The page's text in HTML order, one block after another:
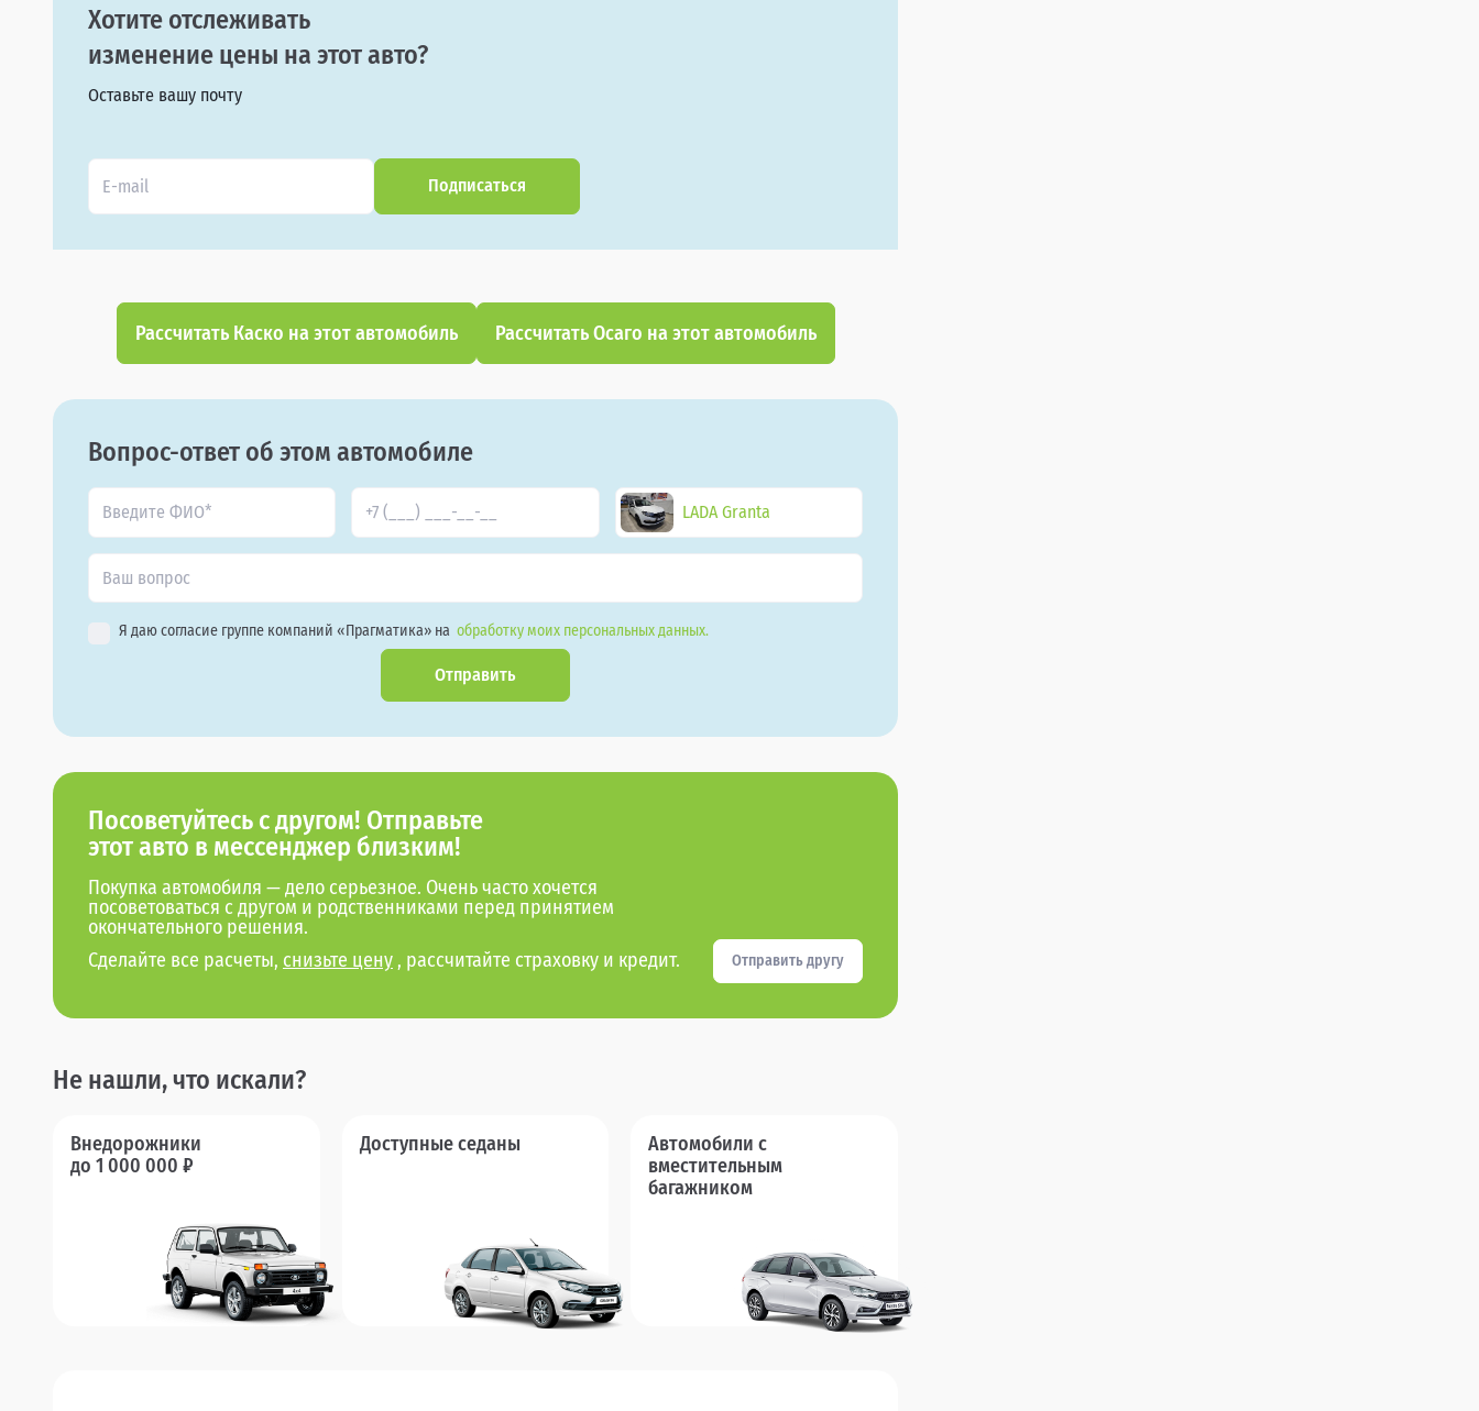
Хотите отслеживать
изменение цены на этот авто?
Оставьте вашу почту
Подписаться
Рассчитать Каско на этот автомобиль Рассчитать Осаго на этот автомобиль
Вопрос-ответ об этом автомобиле
LADA Granta
Я даю согласие группе компаний «Прагматика» на обработку моих персональных данных.
Отправить
Посоветуйтесь с другом! Отправьте
этот авто в мессенджер близким!
Покупка автомобиля — дело серьезное. Очень часто хочется
посоветоваться с другом и родственниками перед принятием
окончательного решения.
Сделайте все расчеты, снизьте цену , рассчитайте страховку и кредит. Отправить другу
Не нашли, что искали?
Внедорожники
до 1 000 000 ₽
Доступные седаны
Автомобили с
вместительным
багажником